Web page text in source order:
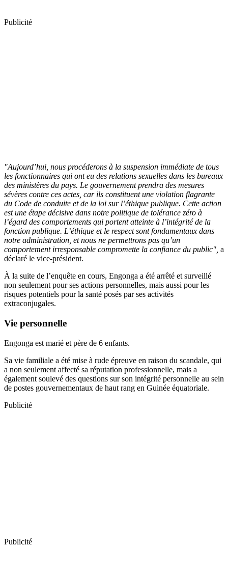
Publicité
"Aujourd’hui, nous procéderons à la suspension immédiate de tous
les fonctionnaires qui ont eu des relations sexuelles dans les bureaux
des ministères du pays. Le gouvernement prendra des mesures
sévères contre ces actes, car ils constituent une violation flagrante
du Code de conduite et de la loi sur l’éthique publique. Cette action
est une étape décisive dans notre politique de tolérance zéro à
l’égard des comportements qui portent atteinte à l’intégrité de la
fonction publique. L’éthique et le respect sont fondamentaux dans
notre administration, et nous ne permettrons pas qu’un
comportement irresponsable compromette la confiance du public", a
déclaré le vice-président.
À la suite de l’enquête en cours, Engonga a été arrêté et surveillé
non seulement pour ses actions personnelles, mais aussi pour les
risques potentiels pour la santé posés par ses activités
extraconjugales.
Vie personnelle
Engonga est marié et père de 6 enfants.
Sa vie familiale a été mise à rude épreuve en raison du scandale, qui
a non seulement affecté sa réputation professionnelle, mais a
également soulevé des questions sur son intégrité personnelle au sein
de postes gouvernementaux de haut rang en Guinée équatoriale.
Publicité
Publicité